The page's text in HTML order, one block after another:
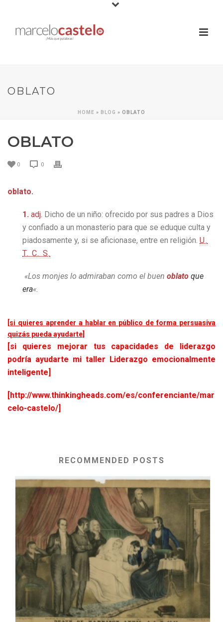
OBLATO
HOME » BLOG » OBLATO
OBLATO
0 0
oblato.
1. adj. Dicho de un niño: ofrecido por sus padres a Dios
y confiado a un monasterio para que se eduque culta y
piadosamente y, si se aficionase, entre en religión. U.
T. C. S.
«Los monjes lo admiraban como el buen oblato que
era«.
[si quieres aprender a hablar en público de forma persuasiva
quizás pueda ayudarte]
[si quieres mejorar tus capacidades de liderazgo
podría ayudarte mi taller Liderazgo emocionalmente
inteligente]
[http://www.thinkingheads.com/es/conferenciante/mar
celo-castelo/]
RECOMMENDED POSTS